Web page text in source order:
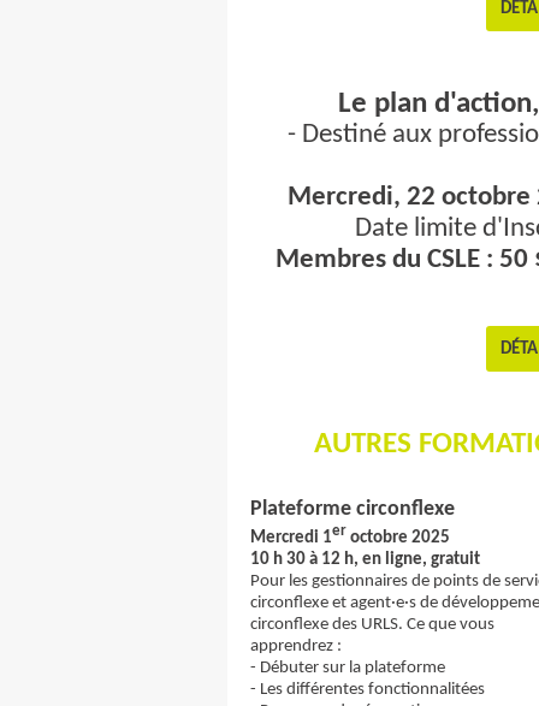
Le plan
- Destiné aux
Mercredi, 22 octobre
Date limite
Membres du CSLE :
AUTRES
Plateforme circonflexe
Mercredi 1er octobre 2025
10 h 30 à 12 h, en ligne, gratuit
Pour les gestionnaires de points de
circonflexe et agent·e·s de
circonflexe des URLS. Ce que vous
apprendrez :
- Débuter sur la plateforme
- Les différentes fonctionnalitées